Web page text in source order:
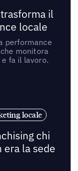
trasforma il
locale
performance
monitora
fa il lavoro.
locale
chi
era la sede